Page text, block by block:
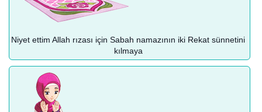
Niyet ettim Allah rızası için Sabah namazının iki Rekat sünnetini
kılmaya